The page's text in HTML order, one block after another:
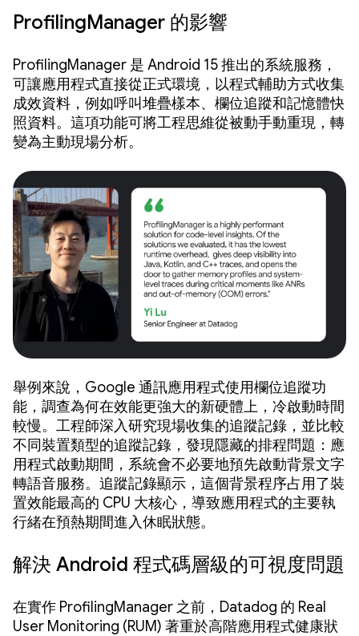
ProfilingManager 的影響
ProfilingManager 是 Android 15 推出的系統服務，
可讓應用程式直接從正式環境，以程式輔助方式收集
成效資料，例如呼叫堆疊樣本、欄位追蹤和記憶體快
照資料。這項功能可將工程思維從被動手動重現，轉
變為主動現場分析。
舉例來說，Google 通訊應用程式使用欄位追蹤功
能，調查為何在效能更強大的新硬體上，冷啟動時間
較慢。工程師深入研究現場收集的追蹤記錄，並比較
不同裝置類型的追蹤記錄，發現隱藏的排程問題：應
用程式啟動期間，系統會不必要地預先啟動背景文字
轉語音服務。追蹤記錄顯示，這個背景程序占用了裝
置效能最高的 CPU 大核心，導致應用程式的主要執
行緒在預熱期間進入休眠狀態。
解決 Android 程式碼層級的可視度問題
在實作 ProfilingManager 之前，Datadog 的 Real
User Monitoring (RUM) 著重於高階應用程式健康狀